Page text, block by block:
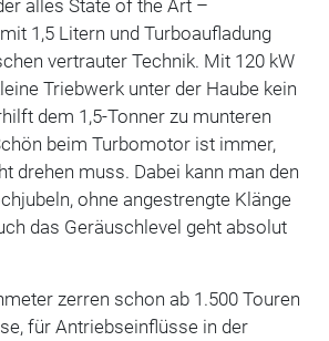
alles State of the Art –
1,5 Litern und Turboaufladung
vertrauter Technik. Mit 120 kW
Triebwerk unter der Haube kein
dem 1,5-Tonner zu munteren
beim Turbomotor ist immer,
drehen muss. Dabei kann man den
ohne angestrengte Klänge
das Geräuschlevel geht absolut
zerren schon ab 1.500 Touren
für Antriebseinflüsse in der